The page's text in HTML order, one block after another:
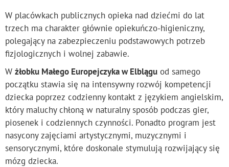
W placówkach publicznych opieka nad dziećmi do lat
trzech ma charakter głównie opiekuńczo-higieniczny,
polegający na zabezpieczeniu podstawowych potrzeb
fizjologicznych i wolnej zabawie.
W żłobku Małego Europejczyka w Elblągu od samego
początku stawia się na intensywny rozwój kompetencji
dziecka poprzez codzienny kontakt z językiem angielskim,
który maluchy chłoną w naturalny sposób podczas gier,
piosenek i codziennych czynności. Ponadto program jest
nasycony zajęciami artystycznymi, muzycznymi i
sensorycznymi, które doskonale stymulują rozwijający się
mózg dziecka.